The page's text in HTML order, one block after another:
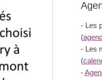
- Les
(
- Les
(
-